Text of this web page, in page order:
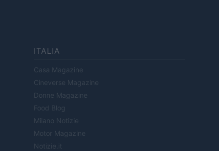
ITALIA
Casa Magazine
Cineverse Magazine
Donne Magazine
Food Blog
Milano Notizie
Motor Magazine
Notizie.it